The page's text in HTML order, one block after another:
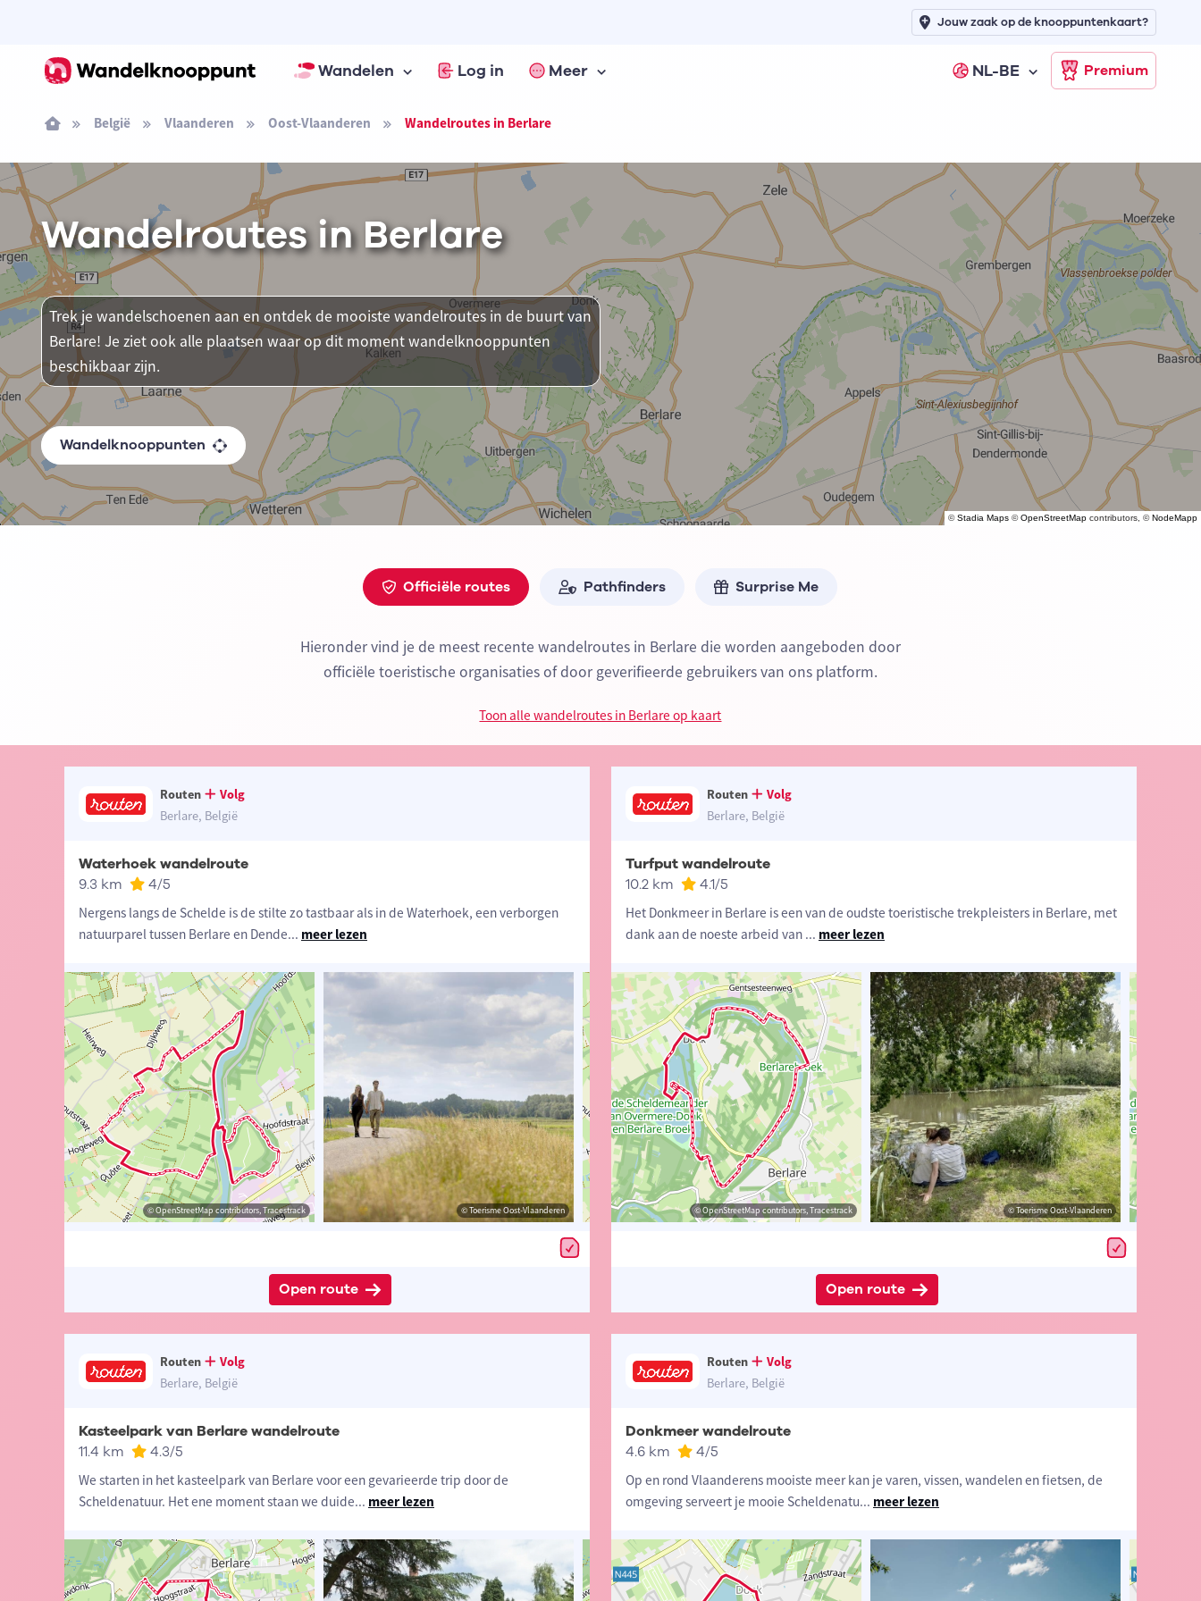
Wandelen Log in Meer NL-BE Premium
Jouw zaak op de knooppuntenkaart?
België Vlaanderen Oost-Vlaanderen Wandelroutes in Berlare
©Stadia Maps ©OpenStreetMap contributors, ©NodeMapp
Wandelroutes in Berlare
Trek je wandelschoenen aan en ontdek de mooiste wandelroutes in de buurt van
Berlare! Je ziet ook alle plaatsen waar op dit moment wandelknooppunten
beschikbaar zijn.
Wandelknooppunten
Officiële routes Pathfinders Surprise Me
Hieronder vind je de meest recente wandelroutes in Berlare die worden aangeboden door
officiële toeristische organisaties of door geverifieerde gebruikers van ons platform.
Toon alle wandelroutes in Berlare op kaart
Routen
Volg
Berlare, België
Waterhoek wandelroute
9.3 km 4/5
Nergens langs de Schelde is de stilte zo tastbaar als in de Waterhoek, een verborgen
natuurparel tussen Berlare en Dende... meer lezen
© OpenStreetMap contributors, Tracestrack © Toerisme Oost-Vlaanderen © OpenStreetMap contributors, Tracestrack © Toerisme Oost-Vlaanderen
Open route
Routen
Volg
Berlare, België
Turfput wandelroute
10.2 km 4.1/5
Het Donkmeer in Berlare is een van de oudste toeristische trekpleisters in Berlare, met
dank aan de noeste arbeid van ... meer lezen
Oost-Vlaanderen © OpenStreetMap contributors, Tracestrack © Toerisme Oost-Vlaanderen © OpenStreetMap contributors, Tracestrack © Toerisme Oost-Vlaanderen
Open route
Routen
Volg
Berlare, België
Kasteelpark van Berlare wandelroute
11.4 km 4.3/5
We starten in het kasteelpark van Berlare voor een gevarieerde trip door de
Scheldenatuur. Het ene moment staan we duide... meer lezen
Routen
Volg
Berlare, België
Donkmeer wandelroute
4.6 km 4/5
Op en rond Vlaanderens mooiste meer kan je varen, vissen, wandelen en fietsen, de
omgeving serveert je mooie Scheldenatu... meer lezen